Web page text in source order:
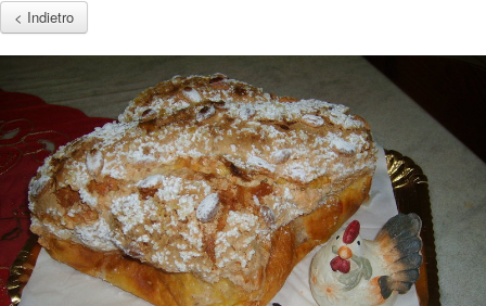
< Indietro